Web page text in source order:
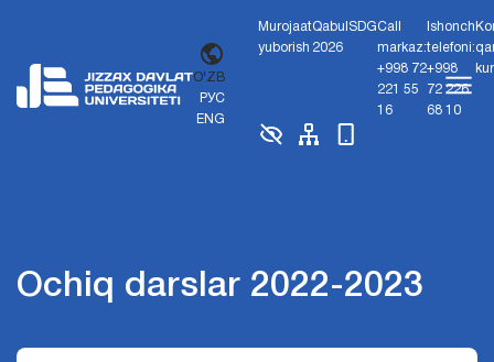
O'ZB
РУС
ENG
Murojaat
yuborish
Qabul
2026
SDGCall
markaz:
+998 72
221 55
16
Ishonch
telefoni:
+998
72 226
68 10
Ochiq darslar 2022-2023